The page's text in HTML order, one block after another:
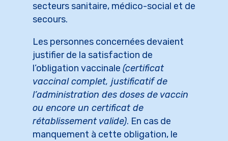
secteurs sanitaire, médico-social et de
secours.
Les personnes concernées devaient
justifier de la satisfaction de
l’obligation vaccinale (certificat
vaccinal complet, justificatif de
l’administration des doses de vaccin
ou encore un certificat de
rétablissement valide). En cas de
manquement à cette obligation, le